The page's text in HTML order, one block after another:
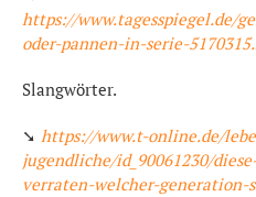
https://www.tagesspiegel.de/
oder-pannen-in-serie-
Slangwörter.
➘ https://www.t-online.de/
jugendliche/id_90061230/
verraten-welcher-generation-